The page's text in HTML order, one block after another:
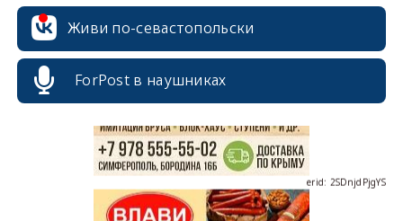
Живи по-севастопольски
ForPost в наушниках